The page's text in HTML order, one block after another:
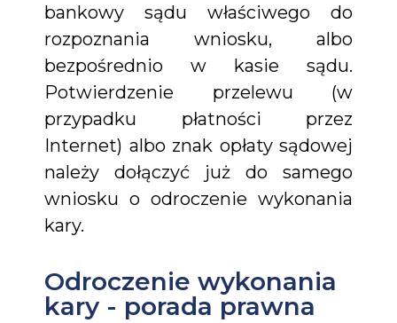
bankowy sądu właściwego do
rozpoznania wniosku, albo
bezpośrednio w kasie sądu.
Potwierdzenie przelewu (w
przypadku płatności przez
Internet) albo znak opłaty sądowej
należy dołączyć już do samego
wniosku o odroczenie wykonania
kary.
Odroczenie wykonania
kary - porada prawna